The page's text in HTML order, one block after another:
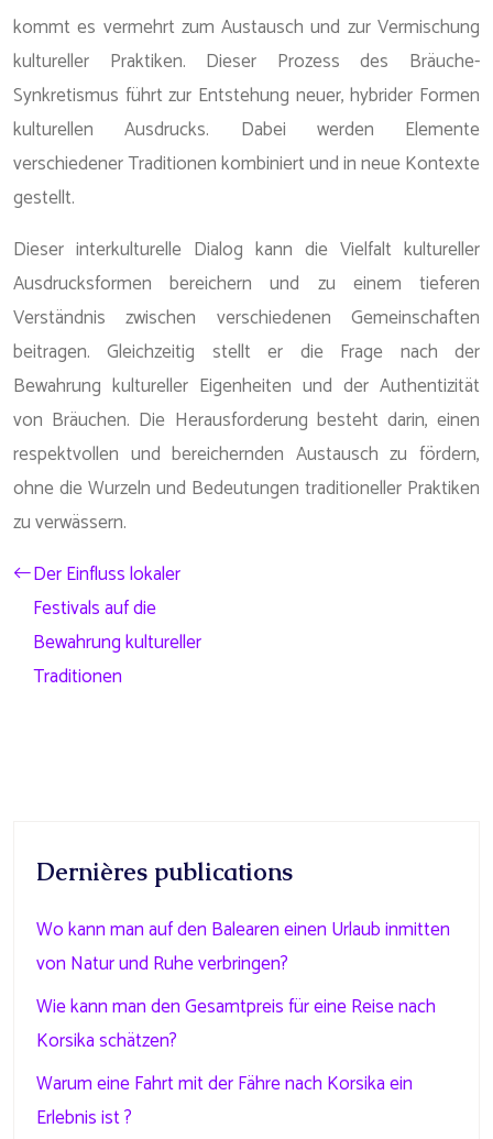
kommt es vermehrt zum Austausch und zur Vermischung
kultureller Praktiken. Dieser Prozess des Bräuche-
Synkretismus führt zur Entstehung neuer, hybrider Formen
kulturellen Ausdrucks. Dabei werden Elemente
verschiedener Traditionen kombiniert und in neue Kontexte
gestellt.
Dieser interkulturelle Dialog kann die Vielfalt kultureller
Ausdrucksformen bereichern und zu einem tieferen
Verständnis zwischen verschiedenen Gemeinschaften
beitragen. Gleichzeitig stellt er die Frage nach der
Bewahrung kultureller Eigenheiten und der Authentizität
von Bräuchen. Die Herausforderung besteht darin, einen
respektvollen und bereichernden Austausch zu fördern,
ohne die Wurzeln und Bedeutungen traditioneller Praktiken
zu verwässern.
Der Einfluss lokaler
Festivals auf die
Bewahrung kultureller
Traditionen
Dernières publications
Wo kann man auf den Balearen einen Urlaub inmitten
von Natur und Ruhe verbringen?
Wie kann man den Gesamtpreis für eine Reise nach
Korsika schätzen?
Warum eine Fahrt mit der Fähre nach Korsika ein
Erlebnis ist ?